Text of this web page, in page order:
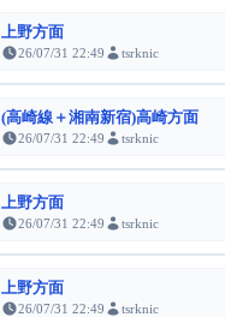
上野方面
26/07/31 22:49 tsrknic
(高崎線＋湘南新宿)高崎方面
26/07/31 22:49 tsrknic
上野方面
26/07/31 22:49 tsrknic
上野方面
26/07/31 22:49 tsrknic